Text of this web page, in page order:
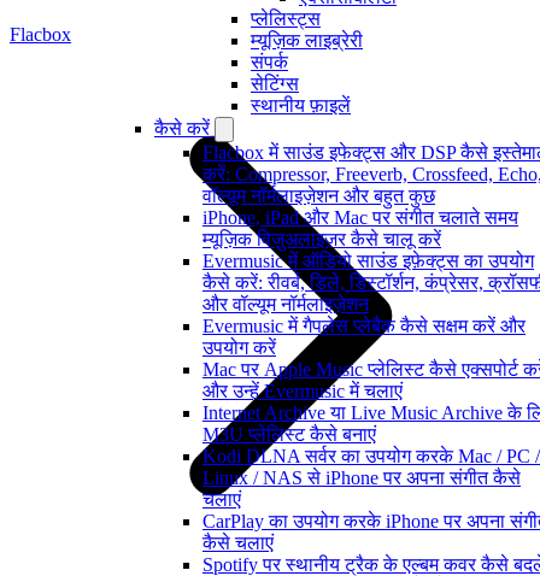
प्लेलिस्ट्स
म्यूज़िक लाइब्रेरी
संपर्क
सेटिंग्स
स्थानीय फ़ाइलें
कैसे करें
Flacbox में साउंड इफेक्ट्स और DSP कैसे
करें: Compressor, Freeverb, Crossfeed,
वॉल्यूम नॉर्मलाइज़ेशन और बहुत कुछ
iPhone, iPad और Mac पर संगीत चलाते समय
म्यूज़िक विज़ुअलाइज़र कैसे चालू करें
Evermusic में ऑडियो साउंड इफ़ेक्ट्स का उपयोग
कैसे करें: रीवर्ब, डिले, डिस्टॉर्शन, कंप्रेसर,
और वॉल्यूम नॉर्मलाइज़ेशन
Evermusic में गैपलेस प्लेबैक कैसे सक्षम करें और
उपयोग करें
Mac पर Apple Music प्लेलिस्ट कैसे एक्सपोर्ट
और उन्हें Evermusic में चलाएं
Internet Archive या Live Music Archive के
M3U प्लेलिस्ट कैसे बनाएं
Kodi DLNA सर्वर का उपयोग करके Mac / PC /
Linux / NAS से iPhone पर अपना संगीत कैसे
चलाएं
CarPlay का उपयोग करके iPhone पर अपना
कैसे चलाएं
Spotify पर स्थानीय ट्रैक के एल्बम कवर कैसे
Flacbox